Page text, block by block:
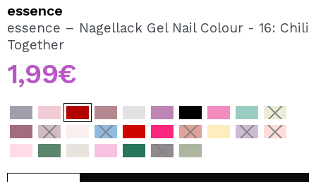
REGISTRIEREN
Durch die Erstellung eines Kontos bei Maquillalia.de
können Sie Ihre Einkäufe schnell tätigen, den Status Ihrer
Bestellungen überprüfen und Ihre bisherigen Vorgänge
einsehen.
BENUTZERKONTO ERSTELLEN
essence
essence – Nagellack Gel Nail Colour - 16: Chili
Together
1,99€